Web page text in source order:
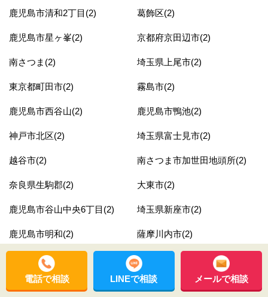
鹿児島市清和2丁目(2) 葛飾区(2)
鹿児島市星ヶ峯(2) 京都府京田辺市(2)
南さつま(2) 埼玉県上尾市(2)
東京都町田市(2) 霧島市(2)
鹿児島市西谷山(2) 鹿児島市鴨池(2)
神戸市北区(2) 埼玉県富士見市(2)
越谷市(2) 南さつま市加世田地頭所(2)
奈良県生駒郡(2) 大東市(2)
鹿児島市谷山中央6丁目(2) 埼玉県新座市(2)
鹿児島市明和(2) 薩摩川内市(2)
鹿児島市皇徳寺台3丁目(2) 埼玉県鴻巣市(2)
長泉町(2) 埼玉県熊谷市(2)
電話で相談 LINEで相談 メールで相談